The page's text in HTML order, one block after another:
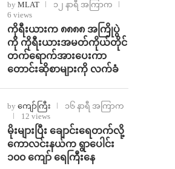
by MLAT
၁၂ နာရီ အကြာက
6 views
ကိုရီးယားက ၈၈၈၈ အကြိုပွဲ
ကို ကိုရီးယားအမတ်ကိုယ်တိုင်
တက်ရောက်အားပေးကာ
တောင်းဆိုစာများကို လက်ခံ
by ကျော်ကြီး
၁၆ နာရီ အကြာက
12 views
⁨မိုးများပြီး ချောင်းရေတက်လို့
ကောလင်းနယ်က ရွာပေါင်း
၁၀၀ ကျော် ရေကြီးနေ